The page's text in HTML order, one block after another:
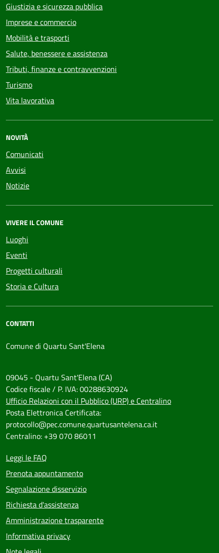
Giustizia e sicurezza pubblica
Imprese e commercio
Mobilità e trasporti
Salute, benessere e assistenza
Tributi, finanze e contravvenzioni
Turismo
Vita lavorativa
NOVITÀ
Comunicati
Avvisi
Notizie
VIVERE IL COMUNE
Luoghi
Eventi
Progetti culturali
Storia e Cultura
CONTATTI
Comune di Quartu Sant'Elena
09045 - Quartu Sant'Elena (CA)
Codice fiscale / P. IVA: 00288630924
Ufficio Relazioni con il Pubblico (URP) e Centralino
Posta Elettronica Certificata:
protocollo@pec.comune.quartusantelena.ca.it
Centralino: +39 070 86011
Leggi le FAQ
Prenota appuntamento
Segnalazione disservizio
Richiesta d'assistenza
Amministrazione trasparente
Informativa privacy